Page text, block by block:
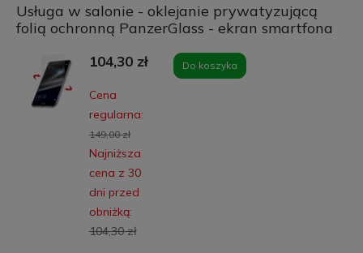
Usługa w salonie - oklejanie prywatyzującą
folią ochronną PanzerGlass - ekran smartfona
104,30 zł
Cena
regularna:
149,00 zł
Najniższa
cena z 30
dni przed
obniżką:
104,30 zł
Do koszyka